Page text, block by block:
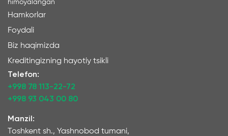
himoyalangan
Hamkorlar
Foydali
Biz haqimizda
Kreditingizning hayotiy tsikli
Telefon:
+998 78 113-22-72
+998 93 043 00 80
Manzil:
Toshkent sh., Yashnobod tumani,